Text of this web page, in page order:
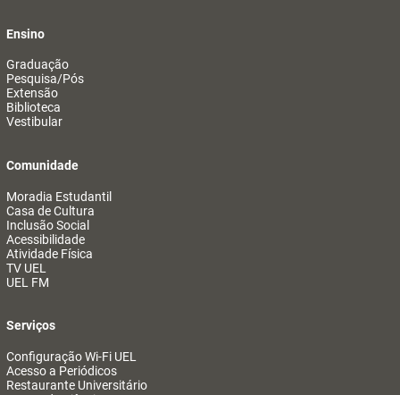
Ensino
Graduação
Pesquisa/Pós
Extensão
Biblioteca
Vestibular
Comunidade
Moradia Estudantil
Casa de Cultura
Inclusão Social
Acessibilidade
Atividade Física
TV UEL
UEL FM
Serviços
Configuração Wi-Fi UEL
Acesso a Periódicos
Restaurante Universitário